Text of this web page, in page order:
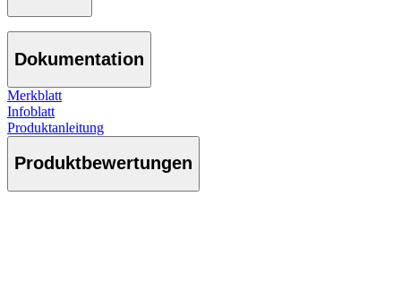
Dokumentation
Merkblatt
Infoblatt
Produktanleitung
Produktbewertungen